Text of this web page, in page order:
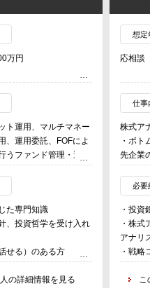
万円
ト運用、マルチマネー
、運用委託、FOFによ
うファンド管理・運営
関する事項
び運用実施に関する事
運用報告に関する事項
社及び助言会社等のデ
ンス並びに運用のモニ
び投資対象の調査・分
た専門知識
、投資哲学を受け入れ
せる）のある方
Officeソフトウエアを
方
の詳細情報を見る
想定
応相談
仕事
株式ア
・ボト
先企業
・企業
・投
マネジ
ョン
必要
・投資
・株式
アナリ
・戦略
・企業
力をこ